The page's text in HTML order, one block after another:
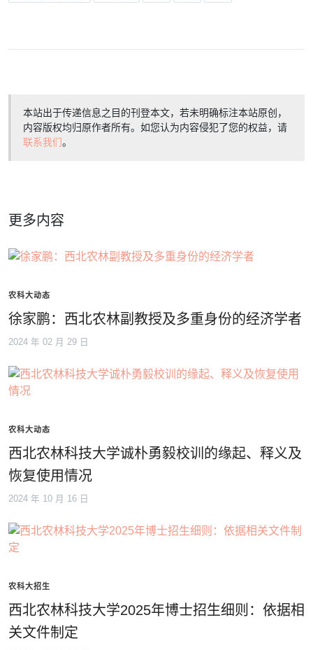
本站出于传递信息之目的刊登本文，若未明确标注本站原创，
内容版权均归原作者所有。如您认为内容侵犯了您的权益，请
联系我们。
更多内容
农科大动态
徐家鹏：西北农林副教授及多重身份的经济学者
2024 年 02 月 29 日
农科大动态
西北农林科技大学诚朴勇毅校训的缘起、释义及
恢复使用情况
2024 年 10 月 16 日
农科大招生
西北农林科技大学2025年博士招生细则：依据相
关文件制定